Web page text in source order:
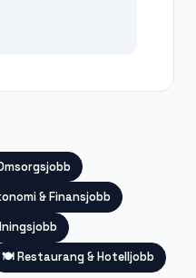
& Finansjobb
🍽️Restaurang & Hotelljobb